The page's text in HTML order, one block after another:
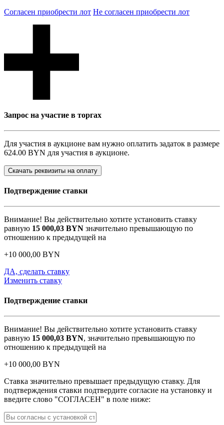
Согласен приобрести лот Не согласен приобрести лот
Запрос на участие в торгах
Для участия в аукционе вам нужно оплатить задаток в размере
624.00 BYN для участия в аукционе.
Скачать реквизиты на оплату
Подтверждение ставки
Внимание! Вы действительно хотите установить ставку
равную 15 000,03 BYN значительно превышающую по
отношению к предыдущей на
+10 000,00 BYN
ДА, сделать ставку
Изменить ставку
Подтверждение ставки
Внимание! Вы действительно хотите установить ставку
равную 15 000,03 BYN, значительно превышающую по
отношению к предыдущей на
+10 000,00 BYN
Ставка значительно превышает предыдущую ставку. Для
подтверждения ставки подтвердите согласие на установку и
введите слово "СОГЛАСЕН" в поле ниже: